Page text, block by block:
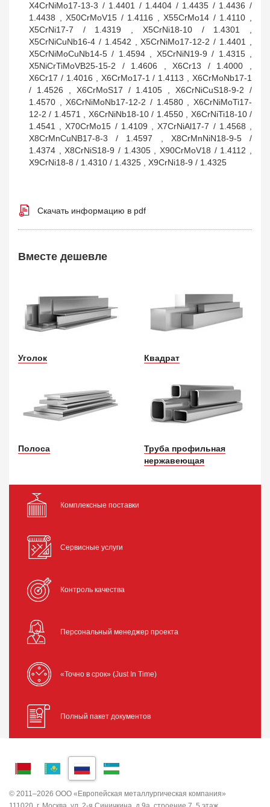
X4CrNiMo17-13-3 / 1.4401 / 1.4404 / 1.4435 / 1.4436 /
1.4438 , X50CrMoV15 / 1.4116 , X55CrMo14 / 1.4110 ,
X5CrNi17-7 / 1.4319 , X5CrNi18-10 / 1.4301 ,
X5CrNiCuNb16-4 / 1.4542 , X5CrNiMo17-12-2 / 1.4401 ,
X5CrNiMoCuNb14-5 / 1.4594 , X5CrNiN19-9 / 1.4315 ,
X5NiCrTiMoVB25-15-2 / 1.4606 , X6Cr13 / 1.4000 ,
X6Cr17 / 1.4016 , X6CrMo17-1 / 1.4113 , X6CrMoNb17-1
/ 1.4526 , X6CrMoS17 / 1.4105 , X6CrNiCuS18-9-2 /
1.4570 , X6CrNiMoNb17-12-2 / 1.4580 , X6CrNiMoTi17-
12-2 / 1.4571 , X6CrNiNb18-10 / 1.4550 , X6CrNiTi18-10 /
1.4541 , X70CrMo15 / 1.4109 , X7CrNiAl17-7 / 1.4568 ,
X8CrMnCuNB17-8-3 / 1.4597 , X8CrMnNiN18-9-5 /
1.4374 , X8CrNiS18-9 / 1.4305 , X90CrMoV18 / 1.4112 ,
X9CrNi18-8 / 1.4310 / 1.4325 , X9CrNi18-9 / 1.4325
Скачать информацию в pdf
Вместе дешевле
Уголок Квадрат
Полоса
Труба профильная
нержавеющая
Комплексные поставки
Сервисные услуги
Контроль качества
Персональный менеджер проекта
«Точно в срок» (Just In Time)
Полный пакет документов
© 2011–2026 ООО «Европейская металлургическая компания»